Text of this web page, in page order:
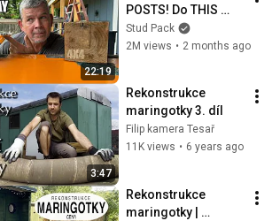
22:19
POSTS! Do THIS
Instead!
Stud Pack
2M views • 2 months ago
3:47
Rekonstrukce
maringotky 3. díl
Filip kamera Tesař
11K views • 6 years ago
Rekonstrukce
maringotky |